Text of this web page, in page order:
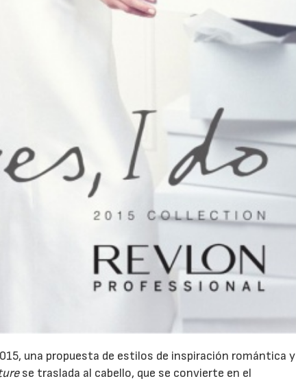
una propuesta de estilos de inspiración romántica y
se traslada al cabello, que se convierte en el